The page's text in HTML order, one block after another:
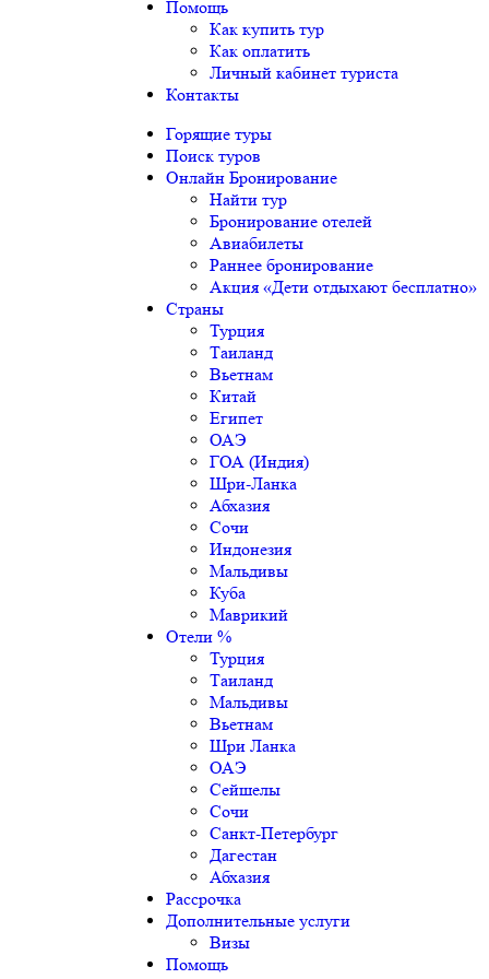
Помощь
Как купить тур
Как оплатить
Личный кабинет туриста
Контакты
Горящие туры
Поиск туров
Онлайн Бронирование
Найти тур
Бронирование отелей
Авиабилеты
Раннее бронирование
Акция «Дети отдыхают бесплатно»
Страны
Турция
Таиланд
Вьетнам
Китай
Египет
ОАЭ
ГОА (Индия)
Шри-Ланка
Абхазия
Сочи
Индонезия
Мальдивы
Куба
Маврикий
Отели %
Турция
Таиланд
Мальдивы
Вьетнам
Шри Ланка
ОАЭ
Сейшелы
Сочи
Санкт-Петербург
Дагестан
Абхазия
Рассрочка
Дополнительные услуги
Визы
Помощь